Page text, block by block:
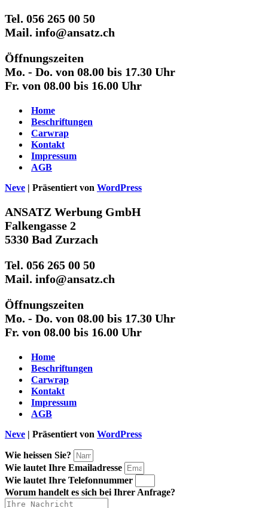
Tel. 056 265 00 50
Mail. info@ansatz.ch
Öffnungszeiten
Mo. - Do. von 08.00 bis 17.30 Uhr
Fr. von 08.00 bis 16.00 Uhr
Home
Beschriftungen
Carwrap
Kontakt
Impressum
AGB
Neve | Präsentiert von WordPress
ANSATZ Werbung GmbH
Falkengasse 2
5330 Bad Zurzach
Tel. 056 265 00 50
Mail. info@ansatz.ch
Öffnungszeiten
Mo. - Do. von 08.00 bis 17.30 Uhr
Fr. von 08.00 bis 16.00 Uhr
Home
Beschriftungen
Carwrap
Kontakt
Impressum
AGB
Neve | Präsentiert von WordPress
Wie heissen Sie?
Wie lautet Ihre Emailadresse
Wie lautet Ihre Telefonnummer
Worum handelt es sich bei Ihrer Anfrage?